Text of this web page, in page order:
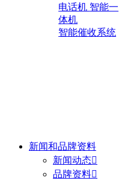
电话机 智能一
体机
智能催收系统
新闻和品牌资料
新闻动态
品牌资料